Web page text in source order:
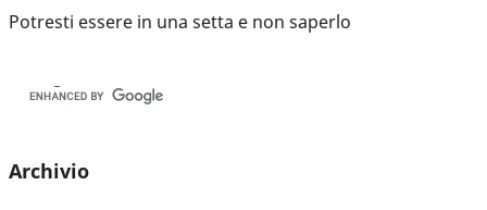
Potresti essere in una setta e non saperlo
Archivio